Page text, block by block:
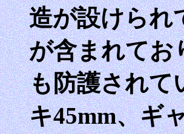
造が設けられ
が含まれてお
も防護されて
キ45mm、ギ